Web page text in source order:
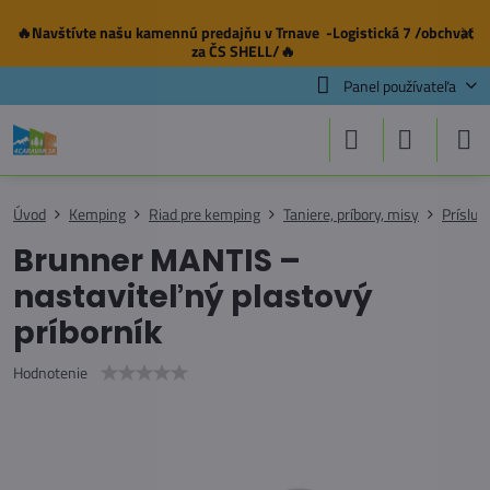
✕
🔥Navštívte našu kamennú predajňuv Trnave -Logistická 7 /obchvat
za ČS SHELL/🔥
Panel používateľa
Úvod Kemping Riad pre kemping Taniere, príbory, misy
Brunner MANTIS –
nastaviteľný plastový
príborník
Hodnotenie